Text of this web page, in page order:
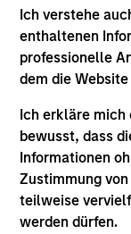
Ich verstehe
enthaltenen
professionelle
dem die
Ich erkläre mich
bewusst, dass
Informationen
Zustimmung
teilweise
werden dürfen.
country.
Morgan